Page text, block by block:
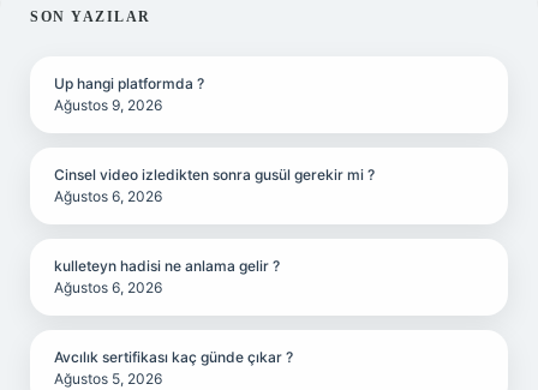
SIDEBAR
SON YAZILAR
Up hangi platformda ?
Ağustos 9, 2026
Cinsel video izledikten sonra gusül gerekir mi ?
Ağustos 6, 2026
kulleteyn hadisi ne anlama gelir ?
Ağustos 6, 2026
Avcılık sertifikası kaç günde çıkar ?
Ağustos 5, 2026